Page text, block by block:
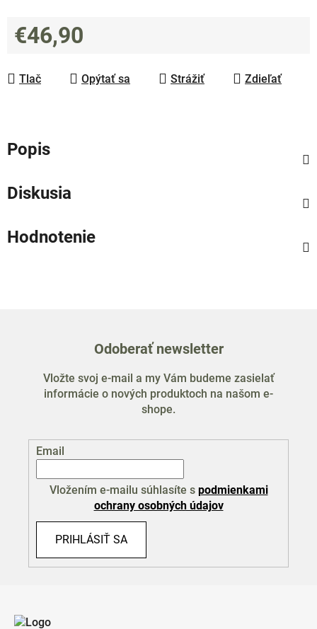
€46,90
Tlač
Opýtať sa Strážiť Zdieľať
Popis
Diskusia
Hodnotenie
Odoberať newsletter
Vložte svoj e-mail a my Vám budeme zasielať
informácie o nových produktoch na našom e-
shope.
Email
Vložením e-mailu súhlasíte s podmienkami
ochrany osobných údajov
PRIHLÁSIŤ SA